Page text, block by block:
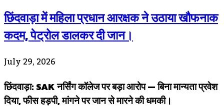
छिंदवाड़ा में महिला प्रधान आरक्षक ने उठाया खौफनाक
कदम, पेट्रोल डालकर दी जान।
July 29, 2026
छिंदवाड़ा: SAK नर्सिंग कॉलेज पर बड़ा आरोप — बिना मान्यता प्रवेश
दिया, फीस हड़पी, मांगने पर जान से मारने की धमकी।